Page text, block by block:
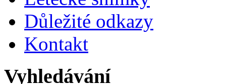
Důležité odkazy
Kontakt
Vyhledávání